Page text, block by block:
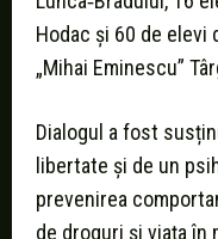
Hodac și 60 de elevi
„Mihai Eminescu”
Dialogul a fost
libertate și de un
prevenirea
de droguri și viața în